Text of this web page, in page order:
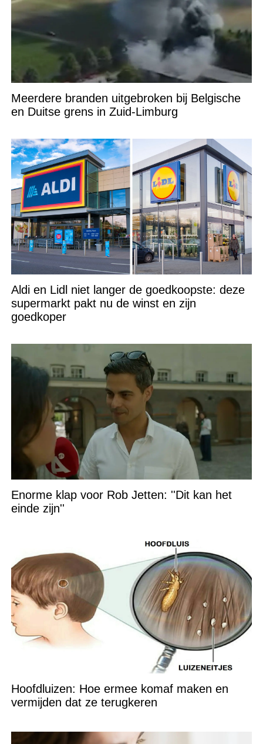
Meerdere branden uitgebroken bij Belgische
en Duitse grens in Zuid-Limburg
Aldi en Lidl niet langer de goedkoopste: deze
supermarkt pakt nu de winst en zijn
goedkoper
Enorme klap voor Rob Jetten: ''Dit kan het
einde zijn''
Hoofdluizen: Hoe ermee komaf maken en
vermijden dat ze terugkeren